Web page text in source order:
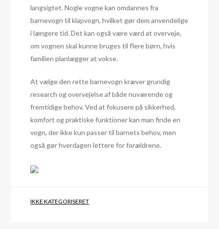
langsigtet. Nogle vogne kan omdannes fra
barnevogn til klapvogn, hvilket gør dem anvendelige
i længere tid. Det kan også være værd at overveje,
om vognen skal kunne bruges til flere børn, hvis
familien planlægger at vokse.
At vælge den rette barnevogn kræver grundig
research og overvejelse af både nuværende og
fremtidige behov. Ved at fokusere på sikkerhed,
komfort og praktiske funktioner kan man finde en
vogn, der ikke kun passer til barnets behov, men
også gør hverdagen lettere for forældrene.
IKKE KATEGORISERET